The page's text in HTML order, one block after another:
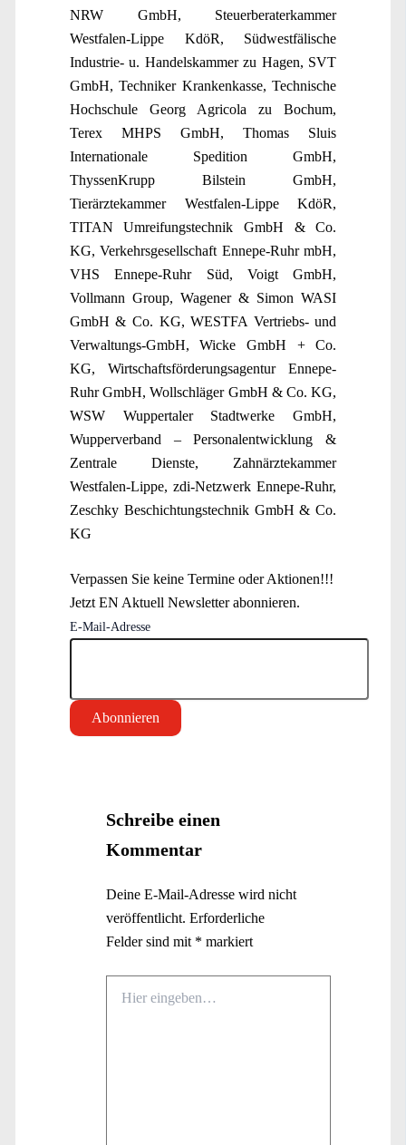
NRW GmbH, Steuerberaterkammer
Westfalen-Lippe KdöR, Südwestfälische
Industrie- u. Handelskammer zu Hagen, SVT
GmbH, Techniker Krankenkasse, Technische
Hochschule Georg Agricola zu Bochum,
Terex MHPS GmbH, Thomas Sluis
Internationale Spedition GmbH,
ThyssenKrupp Bilstein GmbH,
Tierärztekammer Westfalen-Lippe KdöR,
TITAN Umreifungstechnik GmbH & Co.
KG, Verkehrsgesellschaft Ennepe-Ruhr mbH,
VHS Ennepe-Ruhr Süd, Voigt GmbH,
Vollmann Group, Wagener & Simon WASI
GmbH & Co. KG, WESTFA Vertriebs- und
Verwaltungs-GmbH, Wicke GmbH + Co.
KG, Wirtschaftsförderungsagentur Ennepe-
Ruhr GmbH, Wollschläger GmbH & Co. KG,
WSW Wuppertaler Stadtwerke GmbH,
Wupperverband – Personalentwicklung &
Zentrale Dienste, Zahnärztekammer
Westfalen-Lippe, zdi-Netzwerk Ennepe-Ruhr,
Zeschky Beschichtungstechnik GmbH & Co.
KG
Verpassen Sie keine Termine oder Aktionen!!!
Jetzt EN Aktuell Newsletter abonnieren.
E-Mail-Adresse
Schreibe einen
Kommentar
Deine E-Mail-Adresse wird nicht
veröffentlicht. Erforderliche
Felder sind mit * markiert
eingeben…